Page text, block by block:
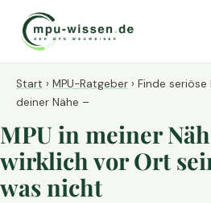
Start › MPU-Ratgeber › Finde seriöse
deiner Nähe –
MPU in meiner
wirklich vor Ort
was nicht